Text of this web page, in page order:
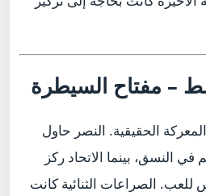
– مفتاح السيطرة
الحقيقية. النصر حاول
النسق، بينما الاتحاد ركز
للعب. الصراعات الثنائية كانت